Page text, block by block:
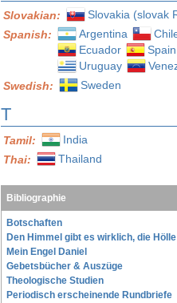
Slovakian:
Slovakia (slovak
Spanish:
Argentina
Ecuador
Spain
Uruguay
Swedish:
Sweden
T
Tamil:
India
Thai:
Thailand
Bibliographie
Botschaften
Den Himmel gibt es wirklich, die
Mein Engel Daniel
Gebetsbücher & Auszüge
Theologische Studien
Periodisch erscheinende Rundbriefe